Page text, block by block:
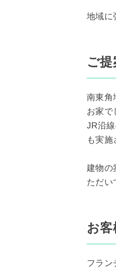
地域に
ご
南東角
お家で
JR沿
も実施
建物の
ただい
お
フラン